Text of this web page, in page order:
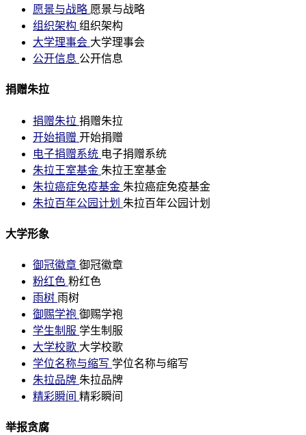
愿景与战略 愿景与战略
组织架构 组织架构
大学理事会 大学理事会
公开信息 公开信息
捐赠朱拉
捐赠朱拉 捐赠朱拉
开始捐赠 开始捐赠
电子捐赠系统 电子捐赠系统
朱拉王室基金 朱拉王室基金
朱拉癌症免疫基金 朱拉癌症免疫基金
朱拉百年公园计划 朱拉百年公园计划
大学形象
御冠徽章 御冠徽章
粉红色 粉红色
雨树 雨树
御赐学袍 御赐学袍
学生制服 学生制服
大学校歌 大学校歌
学位名称与缩写 学位名称与缩写
朱拉品牌 朱拉品牌
精彩瞬间 精彩瞬间
举报贪腐